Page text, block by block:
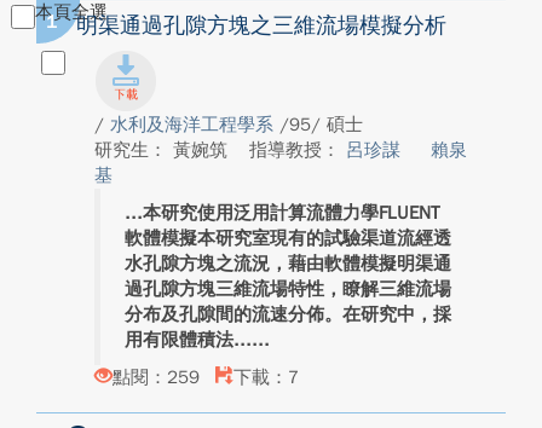
本頁全選
1 明渠通過孔隙方塊之三維流場模擬分析
/ 水利及海洋工程學系 /95/ 碩士
研究生： 黃婉筑
指導教授： 呂珍謀
賴泉
基
本研究使用泛用計算流體力學FLUENT
軟體模擬本研究室現有的試驗渠道流經透
水孔隙方塊之流況，藉由軟體模擬明渠通
過孔隙方塊三維流場特性，瞭解三維流場
分布及孔隙間的流速分佈。在研究中，採
用有限體積法...
點閱：259
下載：7